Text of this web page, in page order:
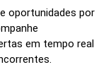
oportunidades por
em tempo real